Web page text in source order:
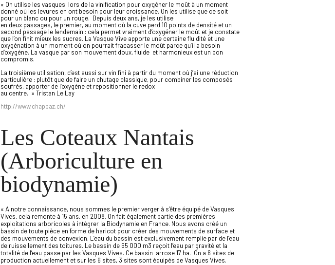
« On utilise les vasques lors de la vinification pour oxygéner le moût à un moment
donné où les levures en ont besoin pour leur croissance. On les utilise que ce soit
pour un blanc ou pour un rouge. Depuis deux ans, je les utilise
en deux passages, le premier, au moment où la cuve perd 10 points de densité et un
second passage le lendemain : cela permet vraiment d’oxygéner le moût et je constate
que l’on finit mieux les sucres. La Vasque Vive apporte une certaine fluidité et une
oxygénation à un moment où on pourrait fracasser le moût parce qu’il a besoin
d’oxygène. La vasque par son mouvement doux, fluide et harmonieux est un bon
compromis.
La troisième utilisation, c’est aussi sur vin fini à partir du moment où j’ai une réduction
particulière : plutôt que de faire un chutage classique, pour combiner les composés
soufrés, apporter de l’oxygène et repositionner le redox
au centre. » Tristan Le Lay
http://www.chappaz.ch/
Les Coteaux Nantais
(Arboriculture en
biodynamie)
« A notre connaissance, nous sommes le premier verger à s’être équipé de Vasques
Vives, cela remonte à 15 ans, en 2008. On fait également partie des premières
exploitations arboricoles à intégrer la Biodynamie en France. Nous avons créé un
bassin de toute pièce en forme de haricot pour créer des mouvements de surface et
des mouvements de convexion. L’eau du bassin est exclusivement remplie par de l’eau
de ruissellement des toitures. Le bassin de 65 000 m3 reçoit l’eau par gravité et la
totalité de l’eau passe par les Vasques Vives. Ce bassin arrose 17 ha. On a 6 sites de
production actuellement et sur les 6 sites, 3 sites sont équipés de Vasques Vives.